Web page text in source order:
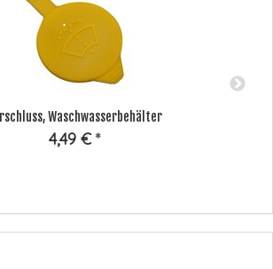
Waschwasserbehälter
4,49 € *